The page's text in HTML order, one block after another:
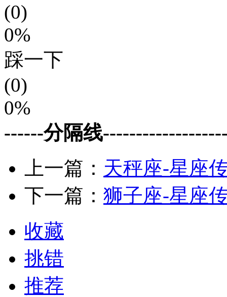
(0)
0%
踩一下
(0)
0%
------分隔线
上一篇： 天秤座-星座
下一篇： 狮子座-星座
收藏
挑错
推荐